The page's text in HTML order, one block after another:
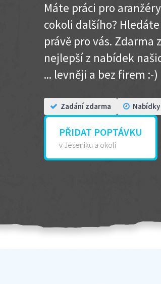
Máte práci pro
cokoli dalšího?
právě pro vás. Zdarma
nejlepší z nabídek
... levněji a bez firem :-)
Zadání zdarma
PŘIDAT POPTÁVKU
v Jeseníku a okolí